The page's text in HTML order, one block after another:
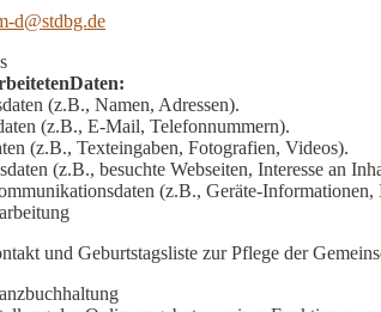
d@stdbg.de
Daten:
(z.B., Namen, Adressen).
(z.B., E-Mail, Telefonnummern).
(z.B., Texteingaben, Fotografien, Videos).
(z.B., besuchte Webseiten, Interesse an
(z.B., Geräte-Informationen,
und Geburtstagsliste zur Pflege der